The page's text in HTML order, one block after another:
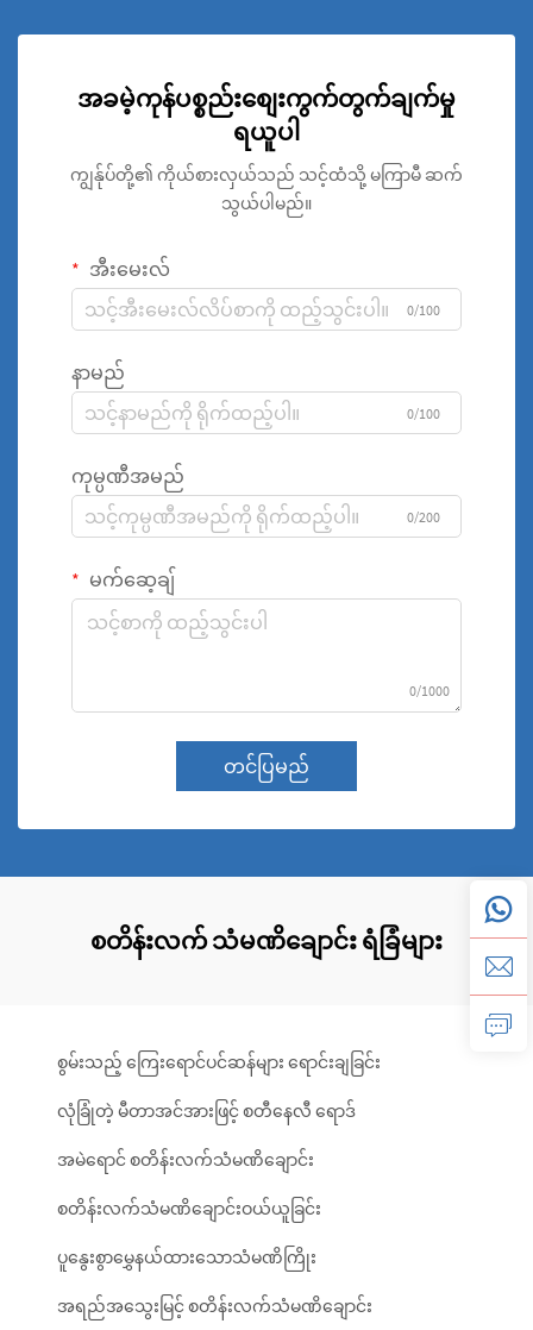
အခမဲ့ကုန်ပစ္စည်းစျေးကွက်တွက်ချက်မှု
ရယူပါ
ကျွန်ုပ်တို့၏ ကိုယ်စားလှယ်သည် သင့်ထံသို့ မကြာမီ ဆက်
သွယ်ပါမည်။
အီးမေးလ်
0/100
နာမည်
0/100
ကုမ္ပဏီအမည်
0/200
မက်ဆေ့ချ်
0/1000
တင်ပြမည်
စတိန်းလက် သံမဏိချောင်း ရံခြံများ
စွမ်းသည့် ကြေးရောင်ပင်ဆန်များ ရောင်းချခြင်း
လုံခြုံတဲ့ မီတာအင်အားဖြင့် စတီနေလီ ရောဒ်
အမဲရောင် စတိန်းလက်သံမဏိချောင်း
စတိန်းလက်သံမဏိချောင်းဝယ်ယူခြင်း
ပူနွေးစွာမွှေနယ်ထားသောသံမဏိကြိုး
အရည်အသွေးမြင့် စတိန်းလက်သံမဏိချောင်း